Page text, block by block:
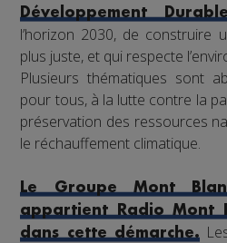
Développement Durable
l’horizon 2030, de construire
plus juste, et qui respecte
Plusieurs thématiques sont
pour tous, à la lutte contre la
préservation des ressources
le réchauffement climatique.
Le Groupe Mont
appartient Radio Mont
dans cette démarche.